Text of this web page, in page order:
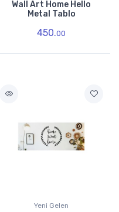
Wall Art Home Hello
Metal Tablo
450.00
Yeni Gelen